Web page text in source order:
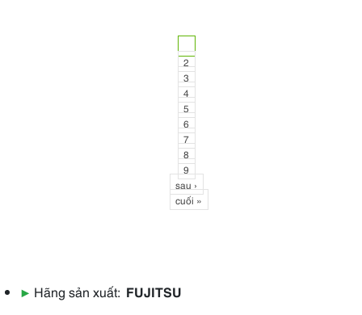
2
3
4
5
6
7
8
9
sau ›
cuối »
▶ Hãng sản xuất: FUJITSU